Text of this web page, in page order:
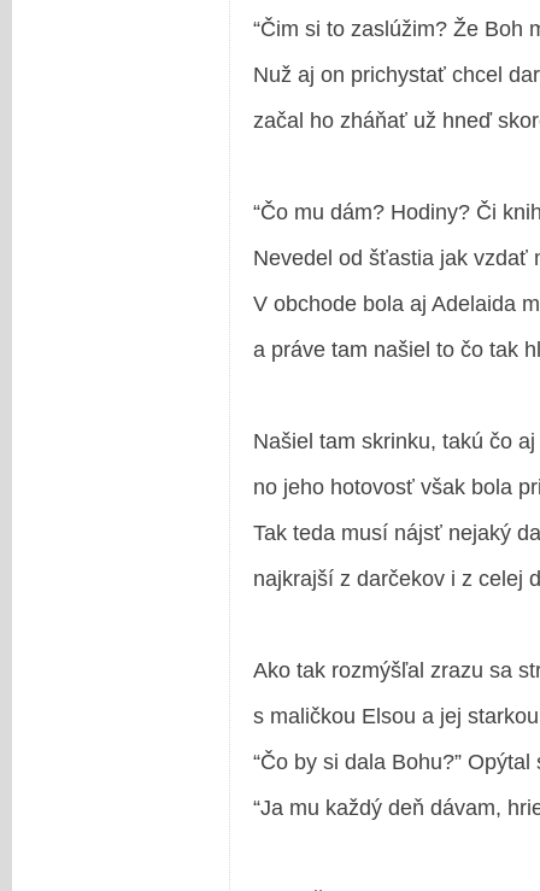
“Čim si to zaslúžim? Že Boh
Nuž aj on prichystať chcel
začal ho zháňať už hneď
“Čo mu dám? Hodiny? Či
Nevedel od šťastia jak vzdať
V obchode bola aj Adelaida
a práve tam našiel to čo tak
Našiel tam skrinku, takú čo
no jeho hotovosť však bola
Tak teda musí nájsť nejaký
najkrajší z darčekov i z celej
Ako tak rozmýšľal zrazu sa
s maličkou Elsou a jej
“Čo by si dala Bohu?” Opýtal
“Ja mu každý deň dávam,